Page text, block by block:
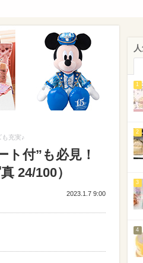
も充実♪
ト付”も必見！
24/100）
2023.1.7 9:00
1
2
3
4